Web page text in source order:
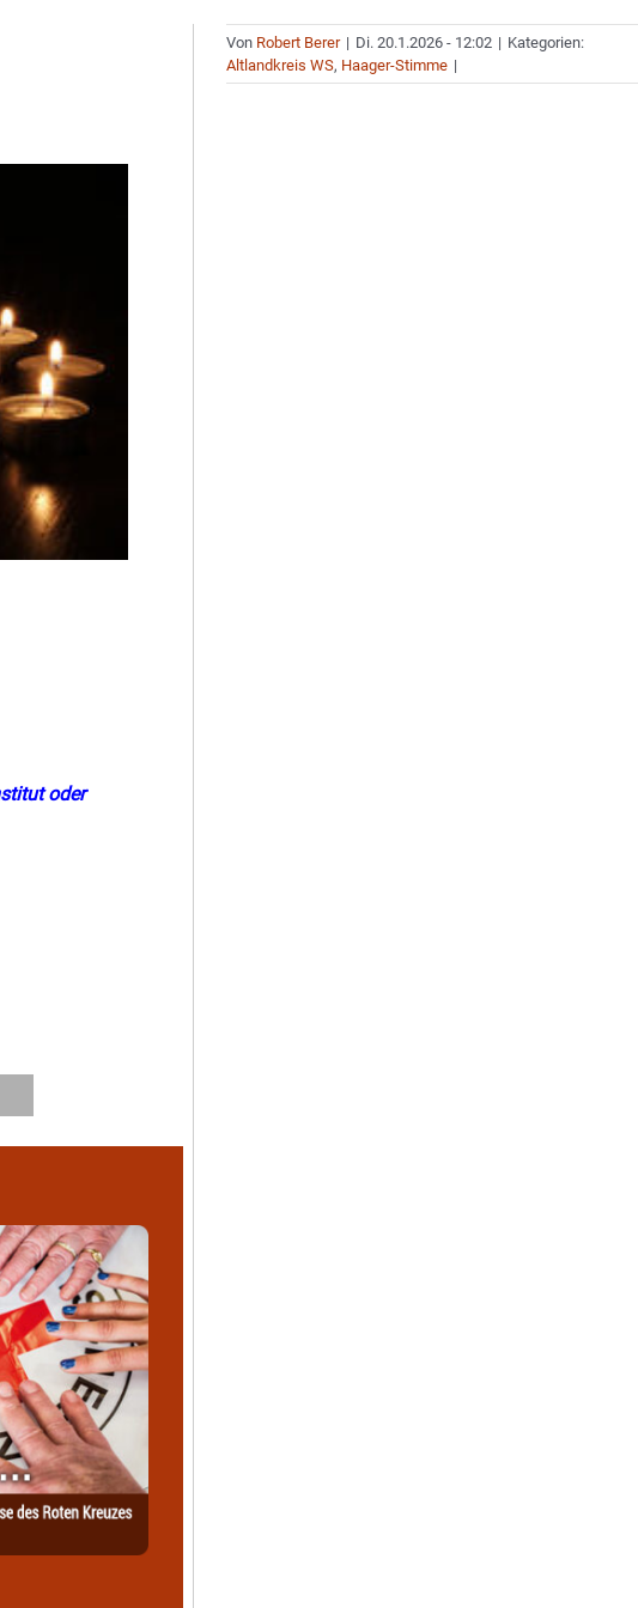
oder
Von Robert Berer | Di. 20.1.2026 - 12:02 | Kategorien:
Altlandkreis WS, Haager-Stimme |